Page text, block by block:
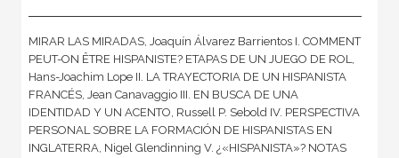
MIRAR LAS MIRADAS, Joaquín Álvarez Barrientos I. COMMENT
PEUT-ON ÊTRE HISPANISTE? ETAPAS DE UN JUEGO DE ROL,
Hans-Joachim Lope II. LA TRAYECTORIA DE UN HISPANISTA
FRANCÉS, Jean Canavaggio III. EN BUSCA DE UNA
IDENTIDAD Y UN ACENTO, Russell P. Sebold IV. PERSPECTIVA
PERSONAL SOBRE LA FORMACIÓN DE HISPANISTAS EN
INGLATERRA, Nigel Glendinning V. ¿«HISPANISTA»? NOTAS